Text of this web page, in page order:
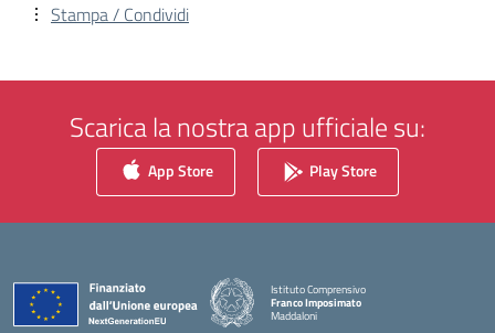
Stampa / Condividi
Scarica la nostra app ufficiale su:
App Store Play Store
Istituto Comprensivo
Franco Imposimato
Maddaloni